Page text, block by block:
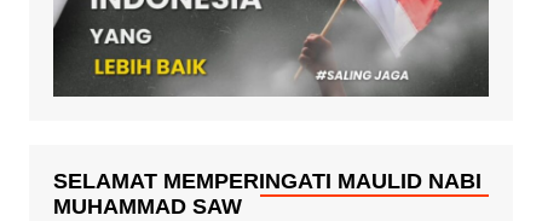
SELAMAT MEMPERINGATI MAULID NABI
MUHAMMAD SAW